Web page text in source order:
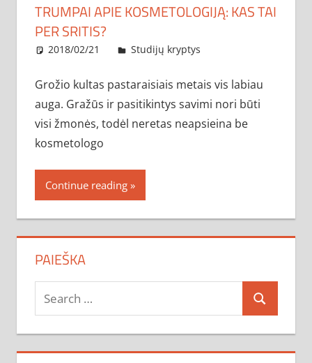
TRUMPAI APIE KOSMETOLOGIJĄ: KAS TAI
PER SRITIS?
2018/02/21 administratorius
Studijų kryptys
Grožio kultas pastaraisiais metais vis labiau
auga. Gražūs ir pasitikintys savimi nori būti
visi žmonės, todėl neretas neapsieina be
kosmetologo
Continue reading
PAIEŠKA
Search
for:
Search